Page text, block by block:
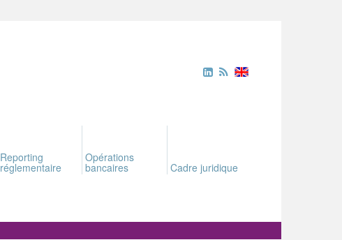
Reporting
réglementaire
Opérations
bancaires Cadre juridique